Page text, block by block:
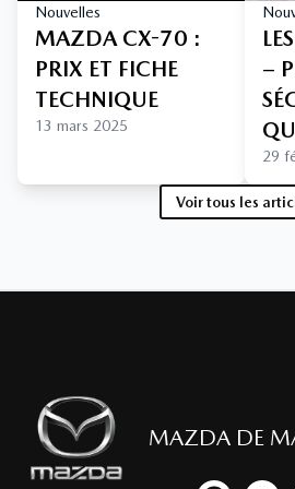
Nouvelles
MAZDA CX-70 :
PRIX ET FICHE
TECHNIQUE
13 mars 2025
–
29
Voir tous les
MAZDA DE